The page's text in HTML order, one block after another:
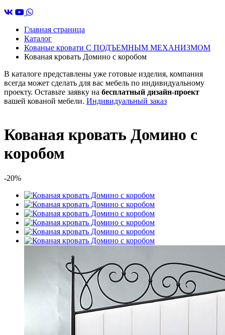
Главная страница
Каталог
Кованые кровати С ПОДЪЕМНЫМ МЕХАНИЗМОМ
Кованая кровать Домино с коробом
В каталоге представлены уже готовые изделия, компания
всегда может сделать для вас мебель по индивидуальному
проекту. Оставьте заявку на бесплатный дизайн-проект
вашей кованой мебели. Индивидуальный заказ
Кованая кровать Домино с
коробом
-20%